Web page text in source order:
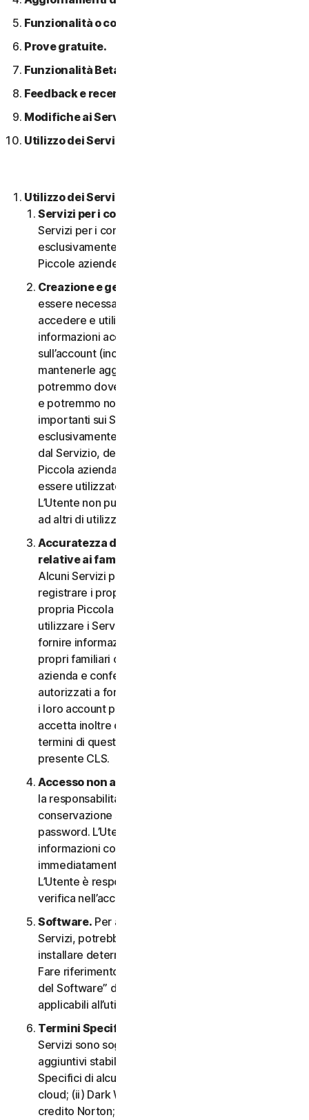
Funzionalità o contenuti di terzi.
Prove gratuite.
Funzionalità Beta.
Feedback e recensioni.
Modifiche ai Servizi.
Utilizzo dei Servizi in una rete.
Utilizzo dei Servizi.
Servizi per i consumatori o aziendali
Servizi per i consumatori sono concepiti e adatti
esclusivamente per i consumatori, non per le
Piccole aziende.
Creazione e gestione di un account.
essere necessario disporre di un account per
accedere e utilizzare i Servizi. È importante fornire
informazioni accurate, complete e aggiornate
sull’account (incluso un indirizzo e-mail valido) e
mantenerle aggiornate. In caso contrario,
potremmo dover sospendere o chiudere l’account
e potremmo non riuscire a inviare notifiche
importanti sui Servizi. L’account è personale ed
esclusivamente a uso dell’Utente (o, se consentito
dal Servizio, dei relativi familiari o della relativa
Piccola azienda) per gestire i Servizi, e non deve
essere utilizzato da terzi per alcuno scopo.
L’Utente non può vendere, trasferire o consentire
ad altri di utilizzare le credenziali dell’account.
Accuratezza delle informazioni (incluse quelle
relative ai familiari o alla Piccola azienda)
Alcuni Servizi potrebbero consentire all’Utente di
registrare i propri familiari, i dipendenti della
propria Piccola azienda o i propri dispositivi per
utilizzare i Servizi. In questo caso è necessario
fornire informazioni veritiere e accurate su di sé, i
propri familiari o i dipendenti della propria Piccola
azienda e confermare di essere debitamente
autorizzati a fornire tali informazioni e a monitorare
i loro account per loro conto. L’Utente
accetta inoltre di informare tali persone riguardo ai
termini di questo CLS e garantire la compliance al
presente CLS.
Accesso non autorizzato all’account
la responsabilità esclusiva di garantire la
conservazione sicura del proprio nome utente e
password. L’Utente non deve condividere queste
informazioni con altri e si impegna a riportare
immediatamente qualsiasi utilizzo non autorizzato.
L’Utente è responsabile di qualsiasi attività che si
verifica nell’account.
Software. Per accedere e utilizzare determinati
Servizi, potrebbe essere necessario scaricare e
installare determinati Software su un Dispositivo.
Fare riferimento alla clausola 3 - “Termini di Licenza
del Software” del CLS per i termini e le condizioni
applicabili all’utilizzo di tale Software.
Termini Specifici di alcuni Servizi.
Servizi sono soggetti a termini e condizioni
aggiuntivi stabiliti nella clausola 4 - “Termini
Specifici di alcuni Servizi” del CLS: (i) Backup nel
cloud; (ii) Dark Web Monitoring; (iii) Portale del
credito Norton; (iv) Norton Family e Protezione